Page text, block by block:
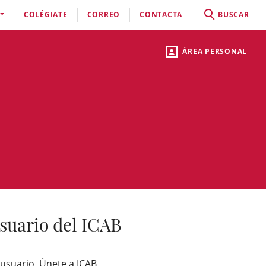
ÁREA PERSONAL
COLÉGIATE CORREO CONTACTA BUSCAR
del ICAB